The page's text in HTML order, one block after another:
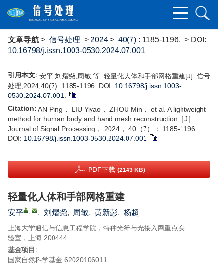
文章导航 > 信号处理 > 2024 > 40(7) : 1185-1196. > DOI:
10.16798/j.issn.1003-0530.2024.07.001
引用本文: 安平,刘熠尧,周敏,等. 轻量化人体和手部网格重建[J]. 信号
处理,2024,40(7): 1185-1196. DOI: 10.16798/j.issn.1003-
0530.2024.07.001
Citation: ‍AN Ping， LIU Yiyao， ZHOU Min， et al. A lightweight
method for human body and hand mesh reconstruction［J］.
Journal of Signal Processing， 2024， 40（7）： 1185-1196.
DOI: 10.16798/j.issn.1003-0530.2024.07.001
PDF下载 (2143 KB)
轻量化人体和手部网格重建
安平 , , 刘熠尧, 周敏, 黄新彭, 杨超
上海大学通信与信息工程学院，特种光纤与光接入网重点实
验室，上海 200444
基金项目:
国家自然科学基金 62020106011